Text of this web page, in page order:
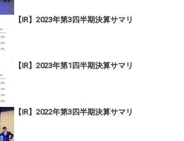
【IR】2023年第3四半期決算サマリ
【IR】2023年第1四半期決算サマリ
【IR】2022年第3四半期決算サマリ